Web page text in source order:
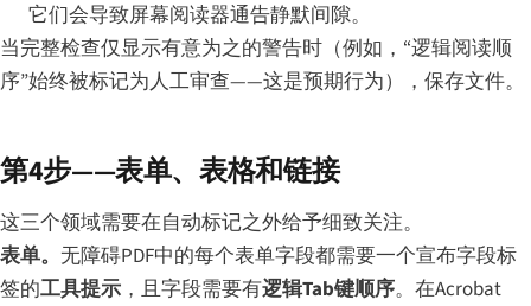
它们会导致屏幕阅读器通告静默间隙。
当完整检查仅显示有意为之的警告时（例如，“逻辑阅读顺
序”始终被标记为人工审查——这是预期行为），保存文件。
第4步——表单、表格和链接
这三个领域需要在自动标记之外给予细致关注。
表单。 无障碍PDF中的每个表单字段都需要一个宣布字段标
签的工具提示 ，且字段需要有逻辑Tab键顺序。在Acrobat